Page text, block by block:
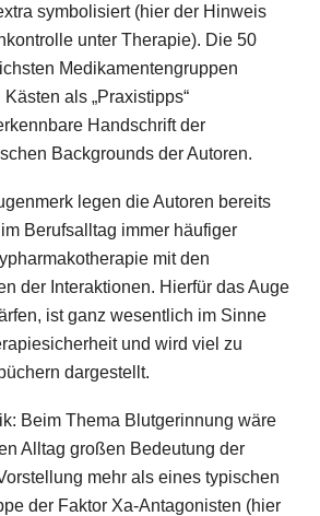
symbolisiert (hier der Hinweis
unter Therapie). Die 50
Medikamentengruppen
als „Praxistipps“
Handschrift der
Backgrounds der Autoren.
legen die Autoren bereits
Berufsalltag immer häufiger
mit den
der Interaktionen. Hierfür das Auge
ist ganz wesentlich im Sinne
und wird viel zu
dargestellt.
Beim Thema Blutgerinnung wäre
Alltag großen Bedeutung der
mehr als eines typischen
der Faktor Xa-Antagonisten (hier